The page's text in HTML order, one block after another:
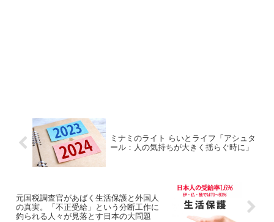
ミナミのライト らいとライフ「アシュタ
ール：人の気持ちが大きく揺らぐ時に」
元国税調査官があばく生活保護と外国人
の真実。「不正受給」という分断工作に
釣られる人々が見落とす日本の大問題